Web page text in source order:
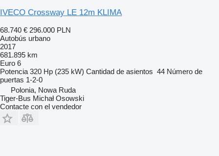
IVECO Crossway LE 12m KLIMA
68.740 € 296.000 PLN
Autobús urbano
2017
681.895 km
Euro 6
Potencia 320 Hp (235 kW) Cantidad de asientos 44 Número de
puertas 1-2-0
Polonia, Nowa Ruda
Tiger-Bus Michał Osowski
Contacte con el vendedor